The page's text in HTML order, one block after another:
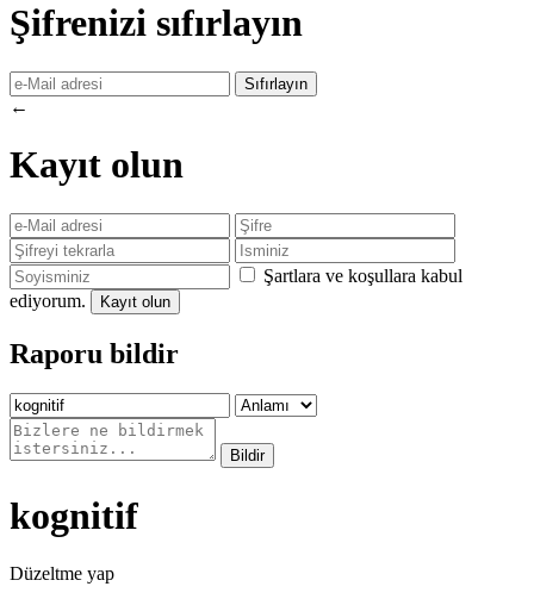
Şifrenizi sıfırlayın
←
Kayıt olun
Şartlara ve koşullara kabul
ediyorum.
Raporu bildir
kognitif
Düzeltme yap